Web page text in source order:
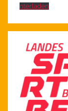
nterladen